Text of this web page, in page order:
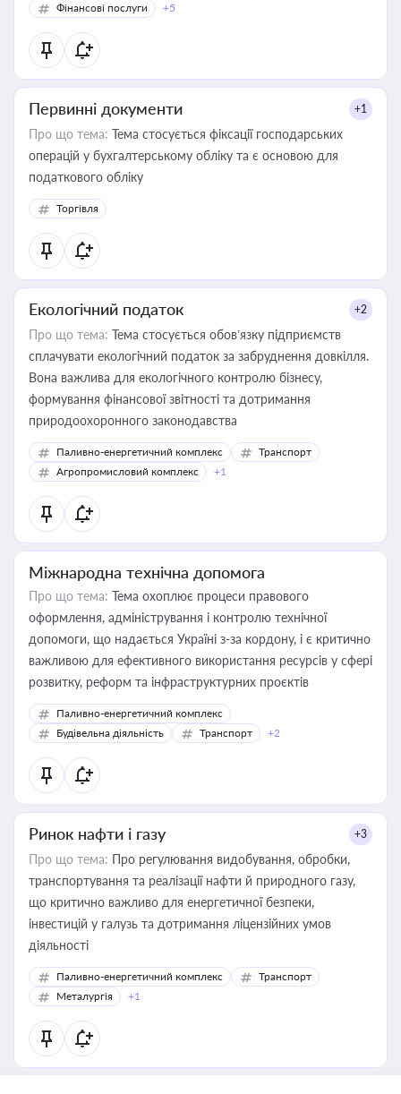
Фінансові послуги
+5
Первинні документи +1
Про що тема: Тема стосується фіксації господарських
операцій у бухгалтерському обліку та є основою для
податкового обліку
Торгівля
Екологічний податок +2
Про що тема: Тема стосується обов’язку підприємств
сплачувати екологічний податок за забруднення довкілля.
Вона важлива для екологічного контролю бізнесу,
формування фінансової звітності та дотримання
природоохоронного законодавства
Паливно-енергетичний комплекс
Транспорт
Агропромисловий комплекс
+1
Міжнародна технічна допомога
Про що тема: Тема охоплює процеси правового
оформлення, адміністрування і контролю технічної
допомоги, що надається Україні з-за кордону, і є критично
важливою для ефективного використання ресурсів у сфері
розвитку, реформ та інфраструктурних проєктів
Паливно-енергетичний комплекс
Будівельна діяльність
Транспорт +2
Ринок нафти і газу +3
Про що тема: Про регулювання видобування, обробки,
транспортування та реалізації нафти й природного газу,
що критично важливо для енергетичної безпеки,
інвестицій у галузь та дотримання ліцензійних умов
діяльності
Паливно-енергетичний комплекс
Транспорт
Металургія
+1